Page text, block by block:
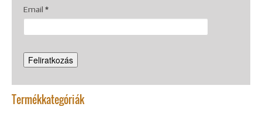
Email *
Termékkategóriák